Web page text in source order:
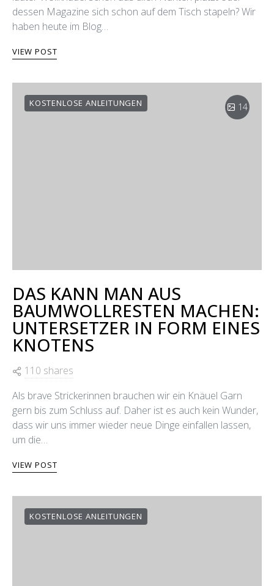
dessen Magazine sich schon auf dem Tisch stapeln? Wir
haben heute im Blog…
VIEW POST
KOSTENLOSE ANLEITUNGEN 14
DAS KANN MAN AUS
BAUMWOLLRESTEN MACHEN:
UNTERSETZER IN FORM EINES
KNOTENS
110 shares
Als brave Strickerinnen brauchen wir ein Knäuel Garn
gern bis zum Schluss auf. Daher ist es auch kein Wunder,
dass wir uns immer wieder neue Dinge einfallen lassen,
um die…
VIEW POST
KOSTENLOSE ANLEITUNGEN